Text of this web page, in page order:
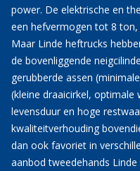
power. De elektrische en
een hefvermogen tot 8
Maar Linde heftrucks
de bovenliggende
gerubberde assen
(kleine draaicirkel, optimale
levensduur en hoge
kwaliteitverhouding
dan ook favoriet in
aanbod tweedehands Linde